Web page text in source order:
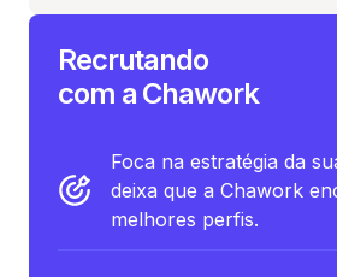
Recrutando
com a Chawork
Foca na estratégia da
deixa que a Chawork
melhores perfis.